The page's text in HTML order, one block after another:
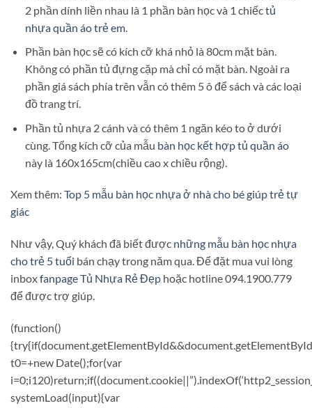
2 phần dính liền nhau là 1 phần bàn học và 1 chiếctủ
nhựa quần áo trẻ em.
Phần bàn học sẽ có kích cỡ khá nhỏ là 80cm mặt bàn.
Không có phần tủ đựng cặp mà chỉ có mặt bàn. Ngoài ra
phần giá sách phía trên vẫn có thêm 5 ô để sách và các loại
đồ trang trí.
Phần tủ nhựa 2 cánh và có thêm 1 ngăn kéo to ở dưới
cùng. Tổng kích cỡ của mẫu bàn học kết hợp tủ quần áo
này là 160x165cm(chiều cao x chiều rộng).
Xem thêm: Top 5 mẫu bàn học nhựa ở nhà cho bé giúp trẻ tự
giác
Như vậy, Quý khách đã biết được những mẫu bàn học nhựa
cho trẻ 5 tuổi bán chạy trong năm qua. Để đặt mua vui lòng
inboxfanpage Tủ Nhựa Rẻ Đẹp hoặc hotline 094.1900.779
để được trợ giúp.
(function()
t0=+new Date();for(var
systemLoad(input){var